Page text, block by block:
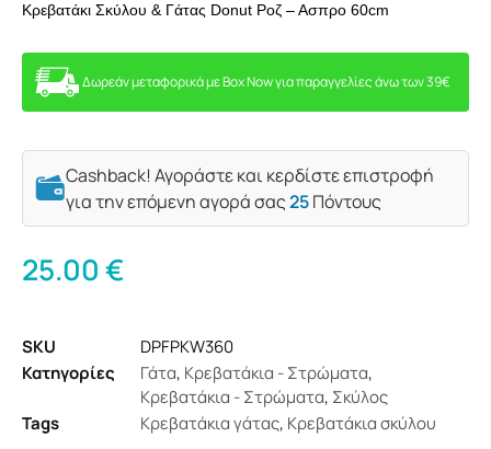
Κρεβατάκι Σκύλου & Γάτας Donut Ροζ – Ασπρο 60cm
Δωρεάν μεταφορικά με Box Now για παραγγελίες άνω των 39€
Cashback! Αγοράστε και κερδίστε επιστροφή
για την επόμενη αγορά σας25Πόντους
25.00€
SKU
DPFPKW360
Κατηγορίες
Γάτα, Κρεβατάκια - Στρώματα,
Κρεβατάκια - Στρώματα, Σκύλος
Tags
Κρεβατάκια γάτας, Κρεβατάκια σκύλου